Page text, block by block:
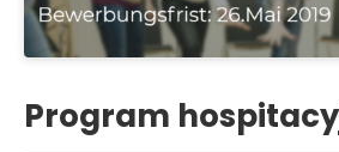
Program